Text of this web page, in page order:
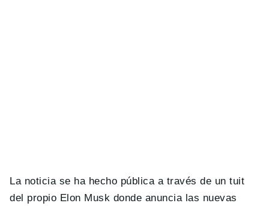
La noticia se ha hecho pública a través de un tuit
del propio Elon Musk donde anuncia las nuevas